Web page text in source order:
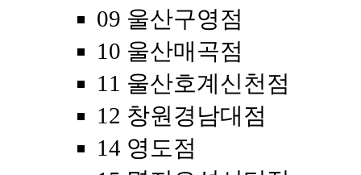
09 울산구영점
10 울산매곡점
11 울산호계신천점
12 창원경남대점
14 영도점